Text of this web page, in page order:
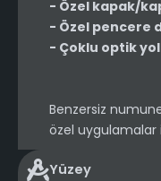
- Özel kapak/
- Özel pencere
- Çoklu optik
Benzersiz
özel
Yüzey